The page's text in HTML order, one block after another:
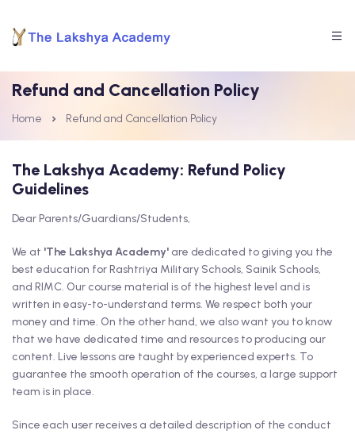
Refund and Cancellation Policy
Home Refund and Cancellation Policy
The Lakshya Academy: Refund Policy
Guidelines
Dear Parents/Guardians/Students,
We at 'The Lakshya Academy' are dedicated to giving you the
best education for Rashtriya Military Schools, Sainik Schools,
and RIMC. Our course material is of the highest level and is
written in easy-to-understand terms. We respect both your
money and time. On the other hand, we also want you to know
that we have dedicated time and resources to producing our
content. Live lessons are taught by experienced experts. To
guarantee the smooth operation of the courses, a large support
team is in place.
Since each user receives a detailed description of the conduct